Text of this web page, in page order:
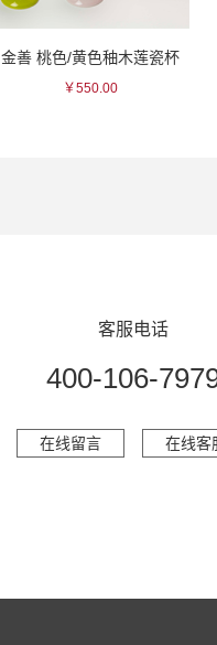
金善 桃色/黄色秞木莲瓷杯
￥550.00
客服电话
400-106-
在线留言 在线客